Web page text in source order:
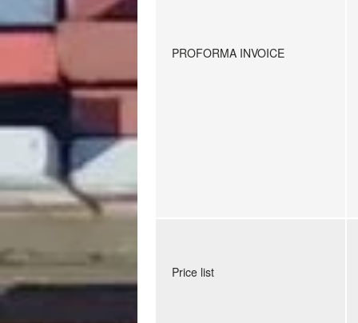
PROFORMA INVOICE
Price list